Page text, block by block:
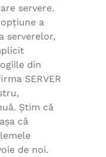
servere.
a
serverelor,
din
SERVER
Știm că
că
de noi.